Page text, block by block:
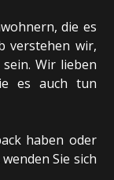
die es
verstehen wir,
Wir lieben
es auch tun
haben oder
Sie sich